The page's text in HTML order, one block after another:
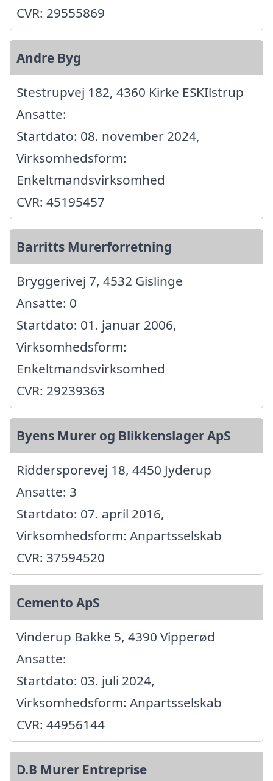
CVR: 29555869
Andre Byg
Stestrupvej 182, 4360 Kirke ESKIlstrup
Ansatte:
Startdato: 08. november 2024,
Virksomhedsform:
Enkeltmandsvirksomhed
CVR: 45195457
Barritts Murerforretning
Bryggerivej 7, 4532 Gislinge
Ansatte: 0
Startdato: 01. januar 2006,
Virksomhedsform:
Enkeltmandsvirksomhed
CVR: 29239363
Byens Murer og Blikkenslager ApS
Riddersporevej 18, 4450 Jyderup
Ansatte: 3
Startdato: 07. april 2016,
Virksomhedsform: Anpartsselskab
CVR: 37594520
Cemento ApS
Vinderup Bakke 5, 4390 Vipperød
Ansatte:
Startdato: 03. juli 2024,
Virksomhedsform: Anpartsselskab
CVR: 44956144
D.B Murer Entreprise